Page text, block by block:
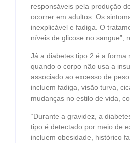
responsáveis pela produção
ocorrer em adultos. Os
inexplicável e fadiga. O
níveis de glicose no sangue”,
Já a diabetes tipo 2 é a forma
quando o corpo não usa a
associado ao excesso de
incluem fadiga, visão turva,
mudanças no estilo de vida,
“Durante a gravidez, a
tipo é detectado por meio de
incluem obesidade, histórico